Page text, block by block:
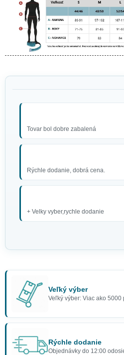
Tovar bol dobre zabalená
Rýchle dodanie, dobrá cena.
+ Velky vyber,rychle dodanie
Veľký výber
Veľký výber: Viac ako 5000
Rýchle dodanie
Objednávky do 12:00